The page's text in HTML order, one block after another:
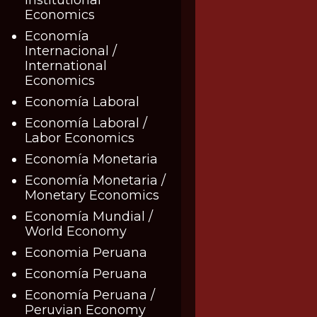
Economics
Economía
Internacional /
International
Economics
Economía Laboral
Economía Laboral /
Labor Economics
Economía Monetaria
Economía Monetaria /
Monetary Economics
Economía Mundial /
World Economy
Economia Peruana
Economía Peruana
Economía Peruana /
Peruvian Economy